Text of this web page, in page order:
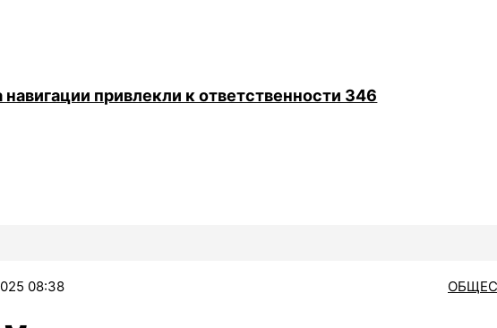
привлекли к ответственности 346
08:38